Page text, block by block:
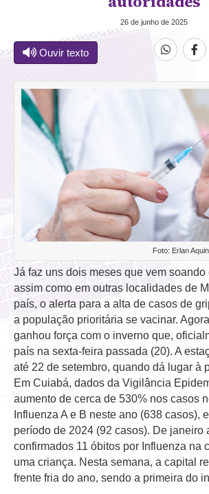
26 de junho de 2025
Ouvir texto
Foto: Erlan
Já faz uns dois meses que vem soando
assim como em outras localidades de
país, o alerta para a alta de casos de
a população prioritária se vacinar.
ganhou força com o inverno que,
país na sexta-feira passada (20). A
até 22 de setembro, quando dá lugar à
Em Cuiabá, dados da Vigilância
aumento de cerca de 530% nos casos
Influenza A e B neste ano (638 casos),
período de 2024 (92 casos). De janeiro
confirmados 11 óbitos por Influenza na
uma criança. Nesta semana, a capital
frente fria do ano, sendo a primeira do